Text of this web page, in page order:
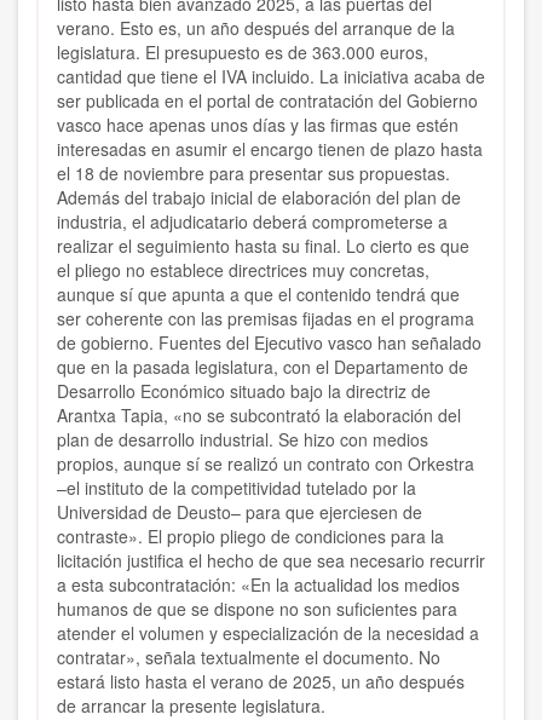
verano. Esto es, un año después del arranque de la
legislatura. El presupuesto es de 363.000 euros,
cantidad que tiene el IVA incluido. La iniciativa acaba de
ser publicada en el portal de contratación del Gobierno
vasco hace apenas unos días y las firmas que estén
interesadas en asumir el encargo tienen de plazo hasta
el 18 de noviembre para presentar sus propuestas.
Además del trabajo inicial de elaboración del plan de
industria, el adjudicatario deberá comprometerse a
realizar el seguimiento hasta su final. Lo cierto es que
el pliego no establece directrices muy concretas,
aunque sí que apunta a que el contenido tendrá que
ser coherente con las premisas fijadas en el programa
de gobierno. Fuentes del Ejecutivo vasco han señalado
que en la pasada legislatura, con el Departamento de
Desarrollo Económico situado bajo la directriz de
Arantxa Tapia, «no se subcontrató la elaboración del
plan de desarrollo industrial. Se hizo con medios
propios, aunque sí se realizó un contrato con Orkestra
–el instituto de la competitividad tutelado por la
Universidad de Deusto– para que ejerciesen de
contraste». El propio pliego de condiciones para la
licitación justifica el hecho de que sea necesario recurrir
a esta subcontratación: «En la actualidad los medios
humanos de que se dispone no son suficientes para
atender el volumen y especialización de la necesidad a
contratar», señala textualmente el documento. No
estará listo hasta el verano de 2025, un año después
de arrancar la presente legislatura.